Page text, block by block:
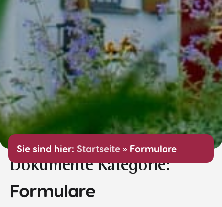
Sie sind hier: Startseite » Formulare
Dokumente Kategorie:
Formulare